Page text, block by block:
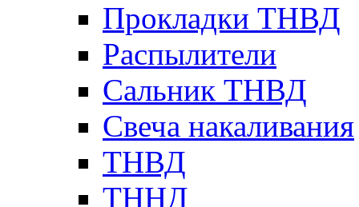
Прокладки ТНВД
Распылители
Сальник ТНВД
Свеча накаливания
ТНВД
ТННД